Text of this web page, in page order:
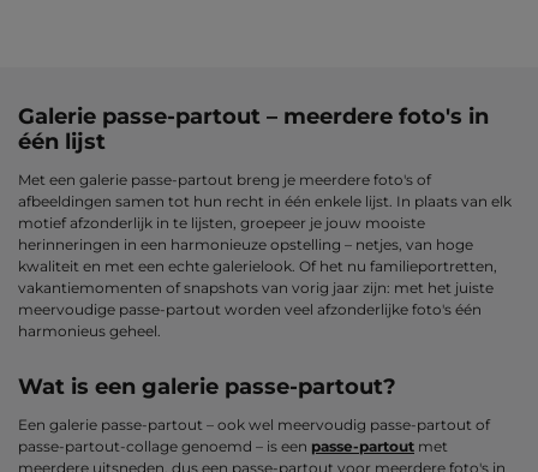
Galerie passe-partout – meerdere foto's in
één lijst
Met een galerie passe-partout breng je meerdere foto's of
afbeeldingen samen tot hun recht in één enkele lijst. In plaats van elk
motief afzonderlijk in te lijsten, groepeer je jouw mooiste
herinneringen in een harmonieuze opstelling – netjes, van hoge
kwaliteit en met een echte galerielook. Of het nu familieportretten,
vakantiemomenten of snapshots van vorig jaar zijn: met het juiste
meervoudige passe-partout worden veel afzonderlijke foto's één
harmonieus geheel.
Wat is een galerie passe-partout?
Een galerie passe-partout – ook wel meervoudig passe-partout of
passe-partout-collage genoemd – is een passe-partout met
meerdere uitsneden, dus een passe-partout voor meerdere foto's in